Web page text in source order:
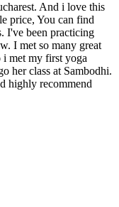
And i love this
price, You can find
I've been practicing
I met so many great
i met my first yoga
her class at Sambodhi.
highly recommend